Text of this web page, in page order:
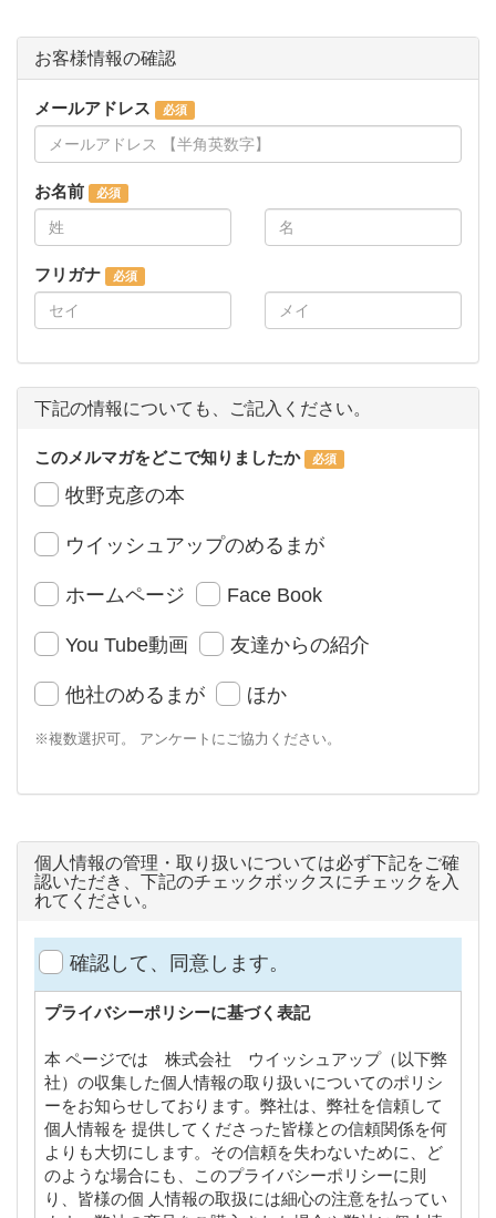
お客様情報の確認
メールアドレス
お名前
フリガナ
下記の情報についても、ご記入ください。
このメルマガをどこで知りましたか
牧野克彦の本
ウイッシュアップのめるまが
ホームページ Face Book
You Tube動画 友達からの紹介
他社のめるまが ほか
※複数選択可。 アンケートにご協力ください。
個人情報の管理・取り扱いについては必ず下記をご確
認いただき、下記のチェックボックスにチェックを入
れてください。
確認して、同意します。
プライバシーポリシーに基づく表記
本 ページでは 株式会社 ウイッシュアップ（以下弊
社）の収集した個人情報の取り扱いについてのポリシ
ーをお知らせしております。弊社は、弊社を信頼して
個人情報を 提供してくださった皆様との信頼関係を何
よりも大切にします。その信頼を失わないために、ど
のような場合にも、このプライバシーポリシーに則
り、皆様の個 人情報の取扱には細心の注意を払ってい